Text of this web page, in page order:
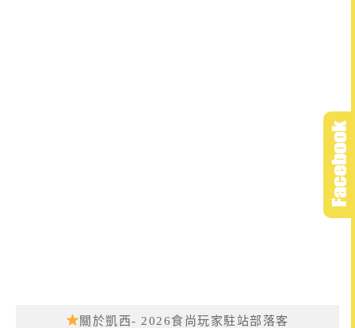
關於凱西- 2026食尚玩家駐站部落客